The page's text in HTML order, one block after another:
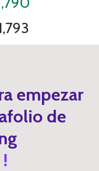
empezar
de